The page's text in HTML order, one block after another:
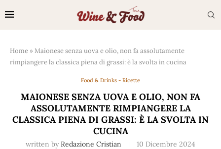
Home »Maionese senza uova e olio, non fa assolutamente
rimpiangere la classica piena di grassi: è la svolta in cucina
Food & Drinks - Ricette
MAIONESE SENZA UOVA E OLIO, NON FA
ASSOLUTAMENTE RIMPIANGERE LA
CLASSICA PIENA DI GRASSI: È LA SVOLTA IN
CUCINA
written by Redazione Cristian 10 Dicembre 2024